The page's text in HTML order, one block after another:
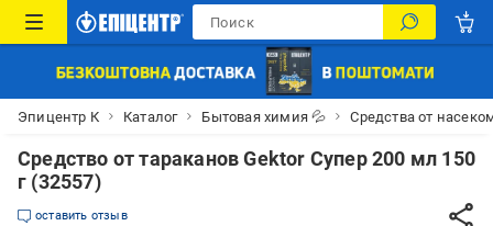
Эпицентр К Каталог Бытовая химия 💦 Средства от
Средство от тараканов Gektor Супер 200 мл 150
г (32557)
оставить отзыв